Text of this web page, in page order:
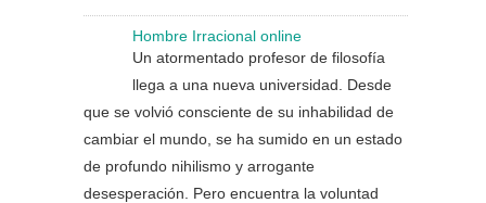
Hombre Irracional online
Un atormentado profesor de filosofía
llega a una nueva universidad. Desde
que se volvió consciente de su inhabilidad de
cambiar el mundo, se ha sumido en un estado
de profundo nihilismo y arrogante
desesperación. Pero encuentra la voluntad